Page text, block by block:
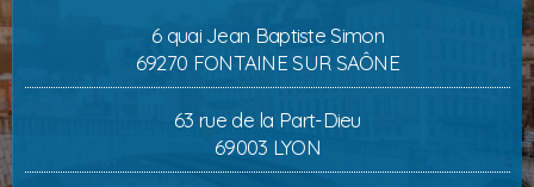
6 quai Jean Baptiste Simon
69270 FONTAINE SUR SAÔNE
63 rue de la Part-Dieu
69003 LYON